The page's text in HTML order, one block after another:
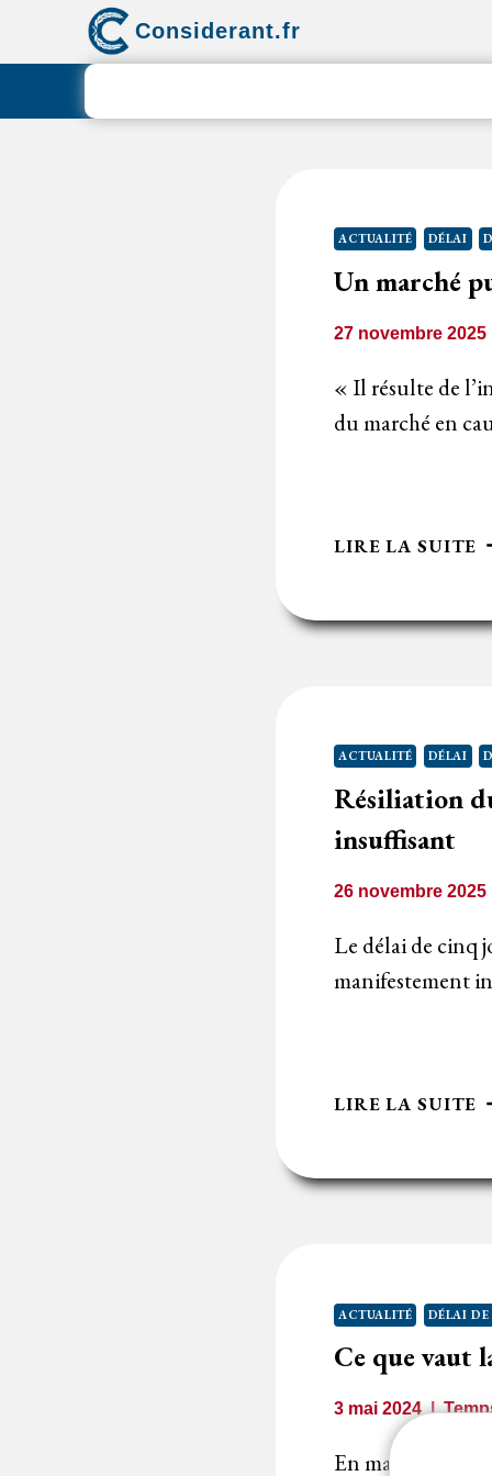
Considerant.fr
ACTUALITÉ DÉLAI
Un marché
27 novembre 2025
« Il résulte de
du marché en
LIRE LA SUITE
À
ACTUALITÉ DÉLAI
Résiliation
insuffisant
26 novembre 2025
Le délai de cinq
manifestement
LIRE LA SUITE
ACTUALITÉ DÉLAI DE
Ce que vaut
3 mai 2024
En matière de